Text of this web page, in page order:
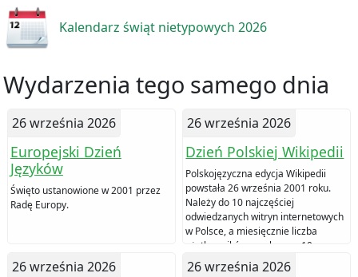
Kalendarz świąt nietypowych 2026
Wydarzenia tego samego dnia
26 września 2026
Europejski Dzień
Języków
Święto ustanowione w 2001 przez
Radę Europy.
26 września 2026
Dzień Polskiej Wikipedii
Polskojęzyczna edycja Wikipedii
powstała 26 września 2001 roku.
Należy do 10 najczęściej
odwiedzanych witryn internetowych
w Polsce, a miesięcznie liczba
użytkowników przekracza 10
milionów.
26 września 2026 26 września 2026